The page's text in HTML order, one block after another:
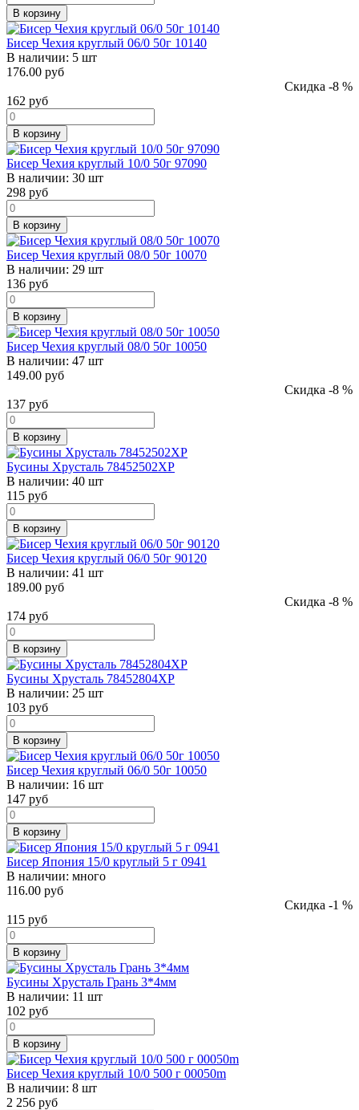
В корзину
Бисер Чехия круглый 06/0 50г 10140
В наличии: 5 шт
176.00 руб
Скидка -8 %
162 руб
В корзину
Бисер Чехия круглый 10/0 50г 97090
В наличии: 30 шт
298 руб
В корзину
Бисер Чехия круглый 08/0 50г 10070
В наличии: 29 шт
136 руб
В корзину
Бисер Чехия круглый 08/0 50г 10050
В наличии: 47 шт
149.00 руб
Скидка -8 %
137 руб
В корзину
Бусины Хрусталь 78452502ХР
В наличии: 40 шт
115 руб
В корзину
Бисер Чехия круглый 06/0 50г 90120
В наличии: 41 шт
189.00 руб
Скидка -8 %
174 руб
В корзину
Бусины Хрусталь 78452804ХР
В наличии: 25 шт
103 руб
В корзину
Бисер Чехия круглый 06/0 50г 10050
В наличии: 16 шт
147 руб
В корзину
Бисер Япония 15/0 круглый 5 г 0941
В наличии: много
116.00 руб
Скидка -1 %
115 руб
В корзину
Бусины Хрусталь Грань 3*4мм
В наличии: 11 шт
102 руб
В корзину
Бисер Чехия круглый 10/0 500 г 00050m
В наличии: 8 шт
2 256 руб